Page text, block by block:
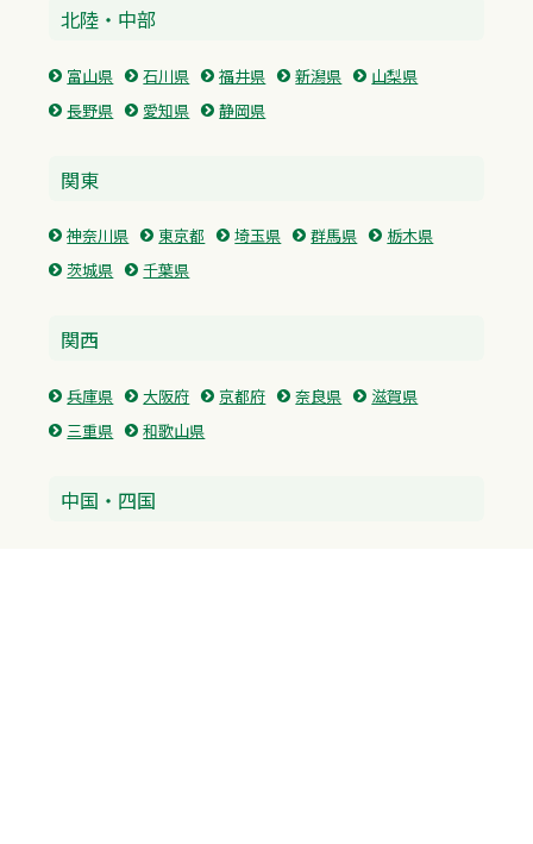
北陸・中部
富山県 石川県 福井県 新潟県
山梨県
長野県
愛知県 静岡県
関東
神奈川県 東京都 埼玉県 群馬県
栃木県
茨城県
千葉県
関西
兵庫県 大阪府 京都府 奈良県
滋賀県
三重県
和歌山県
中国・四国